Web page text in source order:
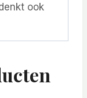
ook